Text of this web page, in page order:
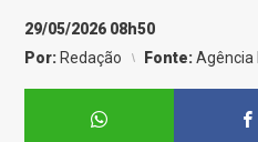
29/05/2026 08h50
Por: Redação Fonte:Agência